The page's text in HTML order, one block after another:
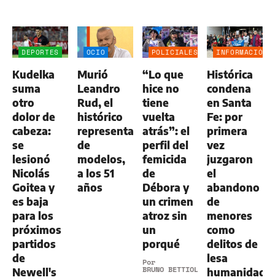
DEPORTES
Kudelka
suma
otro
dolor de
cabeza:
se
lesionó
Nicolás
Goitea y
es baja
para los
próximos
partidos
de
Newell's
OCIO
Murió
Leandro
Rud, el
histórico
representante
de
modelos,
a los 51
años
POLICIALES
“Lo que
hice no
tiene
vuelta
atrás”: el
perfil del
femicida
de
Débora y
un crimen
atroz sin
un
porqué
Por
BRUNO BETTIOL
INFORMACIÓN
Histórica
condena
en Santa
Fe: por
primera
vez
juzgaron
el
abandono
de
menores
como
delitos de
lesa
humanidad